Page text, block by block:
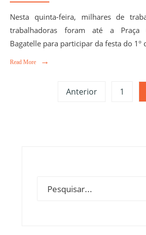
Nesta quinta-feira, milhares de
trabalhadoras foram até a Praça
Bagatelle para participar da festa do 1º
Read More →
Anterior 1